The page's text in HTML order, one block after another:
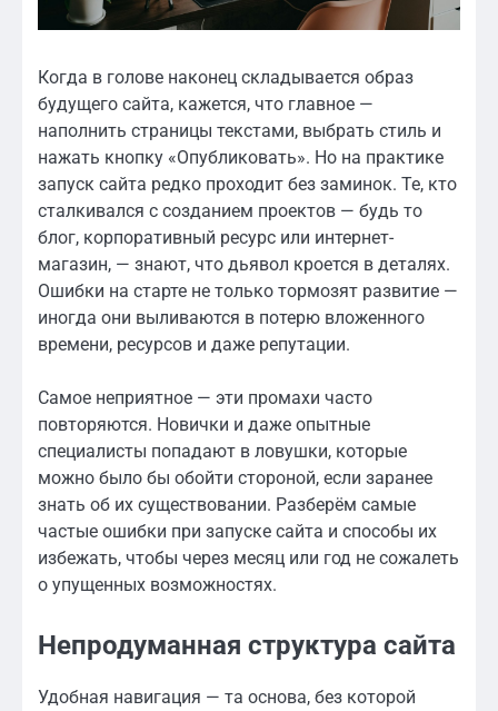
Когда в голове наконец складывается образ
будущего сайта, кажется, что главное —
наполнить страницы текстами, выбрать стиль и
нажать кнопку «Опубликовать». Но на практике
запуск сайта редко проходит без заминок. Те, кто
сталкивался с созданием проектов — будь то
блог, корпоративный ресурс или интернет-
магазин, — знают, что дьявол кроется в деталях.
Ошибки на старте не только тормозят развитие —
иногда они выливаются в потерю вложенного
времени, ресурсов и даже репутации.
Самое неприятное — эти промахи часто
повторяются. Новички и даже опытные
специалисты попадают в ловушки, которые
можно было бы обойти стороной, если заранее
знать об их существовании. Разберём самые
частые ошибки при запуске сайта и способы их
избежать, чтобы через месяц или год не сожалеть
о упущенных возможностях.
Непродуманная структура сайта
Удобная навигация — та основа, без которой